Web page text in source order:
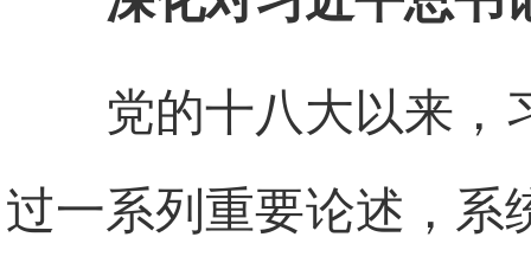
党的十八大以来，
过一系列重要论述，系